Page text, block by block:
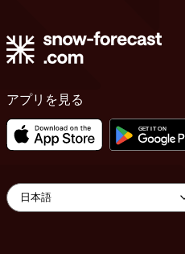
アプリを見る